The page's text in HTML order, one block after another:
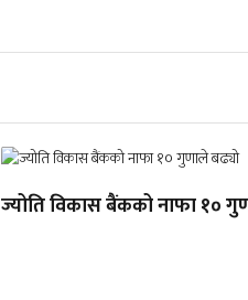
ज्योति विकास बैंकको नाफा १०